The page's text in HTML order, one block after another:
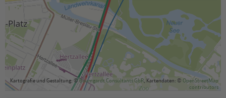
Kartografie und Gestaltung: ©Baumgardt Consultants GbR , Kartendaten: © OpenStreetMap
contributors